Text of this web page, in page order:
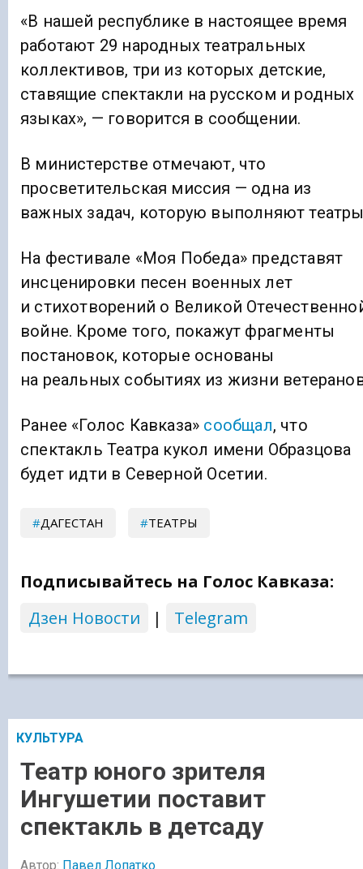
«В нашей республике в настоящее время
работают 29 народных театральных
коллективов, три из которых детские,
ставящие спектакли на русском и родных
языках», — говорится в сообщении.
В министерстве отмечают, что
просветительская миссия — одна из
важных задач, которую выполняют
На фестивале «Моя Победа» представят
инсценировки песен военных лет
и стихотворений о Великой
войне. Кроме того, покажут фрагменты
постановок, которые основаны
на реальных событиях из жизни
Ранее «Голос Кавказа» сообщал, что
спектакль Театра кукол имени Образцова
будет идти в Северной Осетии.
ДАГЕСТАН ТЕАТРЫ
Подписывайтесь на Голос Кавказа:
Дзен Новости
| Telegram
КУЛЬТУРА
Театр юного зрителя
Ингушетии поставит
спектакль в детсаду
Автор: Павел Лопатко